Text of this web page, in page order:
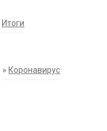
Итоги
» Коронавирус